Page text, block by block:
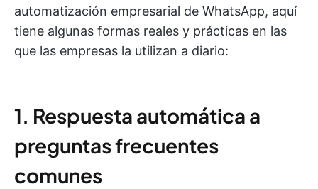
automatización empresarial de WhatsApp, aquí
tiene algunas formas reales y prácticas en las
que las empresas la utilizan a diario:
1. Respuesta automática a
preguntas frecuentes
comunes